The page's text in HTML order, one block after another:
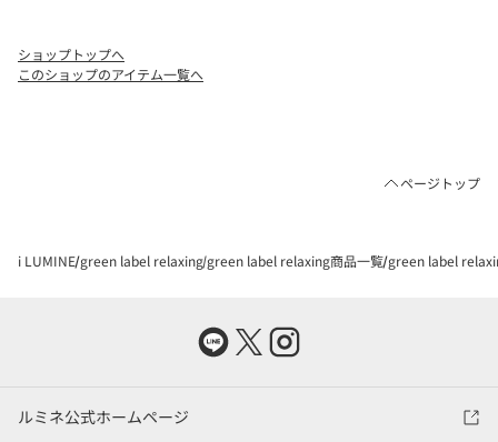
ショップトップへ
このショップのアイテム一覧へ
ページトップ
i LUMINE green label relaxing green label relaxing商品一覧 green label
ルミネ公式ホームページ